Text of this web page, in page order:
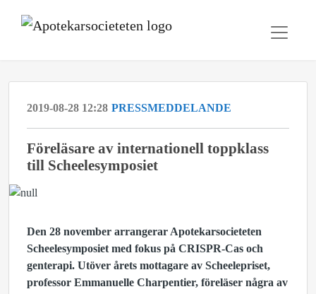
2019-08-28 12:28 PRESSMEDDELANDE
Föreläsare av internationell toppklass
till Scheelesymposiet
Den 28 november arrangerar Apotekarsocieteten
Scheelesymposiet med fokus på CRISPR-Cas och
genterapi. Utöver årets mottagare av Scheelepriset,
professor Emmanuelle Charpentier, föreläser några av